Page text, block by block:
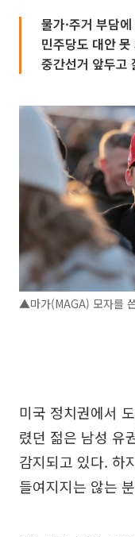
물가·주거 부담
민주당도 대안
중간선거 앞두고
▲마가(MAGA) 모자를
미국 정치권에서
렸던 젊은 남성 유
감지되고 있다. 하
들여지지는 않는